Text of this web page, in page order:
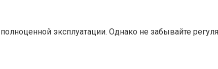
эксплуатации. Однако не забывайте